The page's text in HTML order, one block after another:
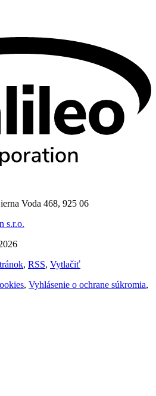
Voda 468, 925 06
s.r.o.
, RSS, Vytlačiť
, Vyhlásenie o ochrane súkromia,